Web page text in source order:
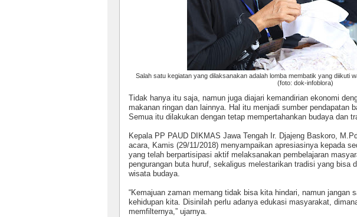
Salah satu kegiatan yang dilaksanakan adalah lomba membatik yang diikuti
(foto: dok-infoblora)
Tidak hanya itu saja, namun juga diajari kemandirian ekonomi
makanan ringan dan lainnya. Hal itu menjadi sumber pendapatan
Semua itu dilakukan dengan tetap mempertahankan budaya dan
Kepala PP PAUD DIKMAS Jawa Tengah Ir. Djajeng Baskoro,
acara, Kamis (29/11/2018) menyampaikan apresiasinya kepada
yang telah berpartisipasi aktif melaksanakan pembelajaran
pengurangan buta huruf, sekaligus melestarikan tradisi yang bisa
wisata budaya.
“Kemajuan zaman memang tidak bisa kita hindari, namun jangan
kehidupan kita. Disinilah perlu adanya edukasi masyarakat,
memfilternya,” ujarnya.